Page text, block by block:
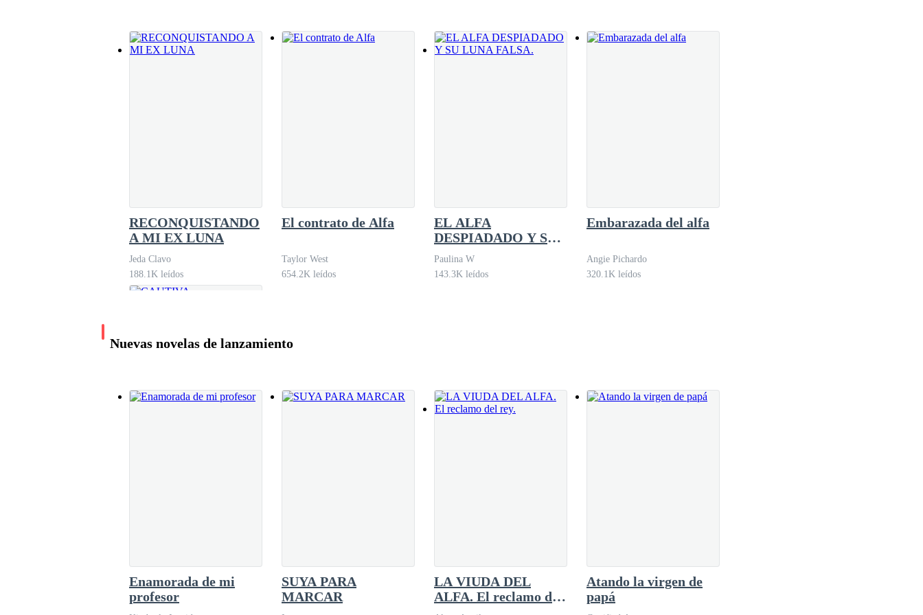
RECONQUISTANDO
A MI EX LUNA
Jeda Clavo
188.1K leídos
El contrato de Alfa
Taylor West
654.2K leídos
EL ALFA
DESPIADADO Y SU
LUNA FALSA.
Paulina W
143.3K leídos
Embarazada del alfa
Angie Pichardo
320.1K leídos
Nuevas novelas de lanzamiento
Enamorada de mi
profesor
SUYA PARA
MARCAR
LA VIUDA DEL
ALFA. El reclamo del
rey.
Atando la virgen de
papá